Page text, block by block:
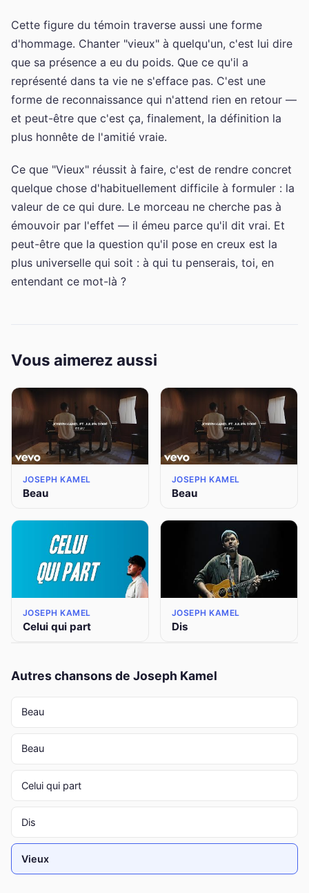
Cette figure du témoin traverse aussi une forme
d'hommage. Chanter "vieux" à quelqu'un, c'est lui dire
que sa présence a eu du poids. Que ce qu'il a
représenté dans ta vie ne s'efface pas. C'est une
forme de reconnaissance qui n'attend rien en retour —
et peut-être que c'est ça, finalement, la définition la
plus honnête de l'amitié vraie.
Ce que "Vieux" réussit à faire, c'est de rendre concret
quelque chose d'habituellement difficile à formuler : la
valeur de ce qui dure. Le morceau ne cherche pas à
émouvoir par l'effet — il émeu parce qu'il dit vrai. Et
peut-être que la question qu'il pose en creux est la
plus universelle qui soit : à qui tu penserais, toi, en
entendant ce mot-là ?
Vous aimerez aussi
JOSEPH KAMEL
Beau
JOSEPH KAMEL
Beau
JOSEPH KAMEL
Celui qui part
JOSEPH KAMEL
Dis
Autres chansons de Joseph Kamel
Beau
Beau
Celui qui part
Dis
Vieux